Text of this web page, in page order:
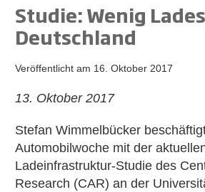
Studie: Wenig
Deutschland
Veröffentlicht am 16. Oktober 2017
13. Oktober 2017
Stefan Wimmelbücker
Automobilwoche mit der
Ladeinfrastruktur-Studie des
Research (CAR) an der